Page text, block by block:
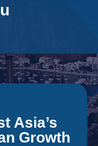
Asia’s
Growth